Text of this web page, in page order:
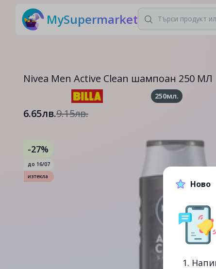
MySupermarket
Nivea Men Active Clean шампоан 250 МЛ
250мл.
6.65лв.9.15лв.
-27%
до 16/07
изтекла
Ново
1.